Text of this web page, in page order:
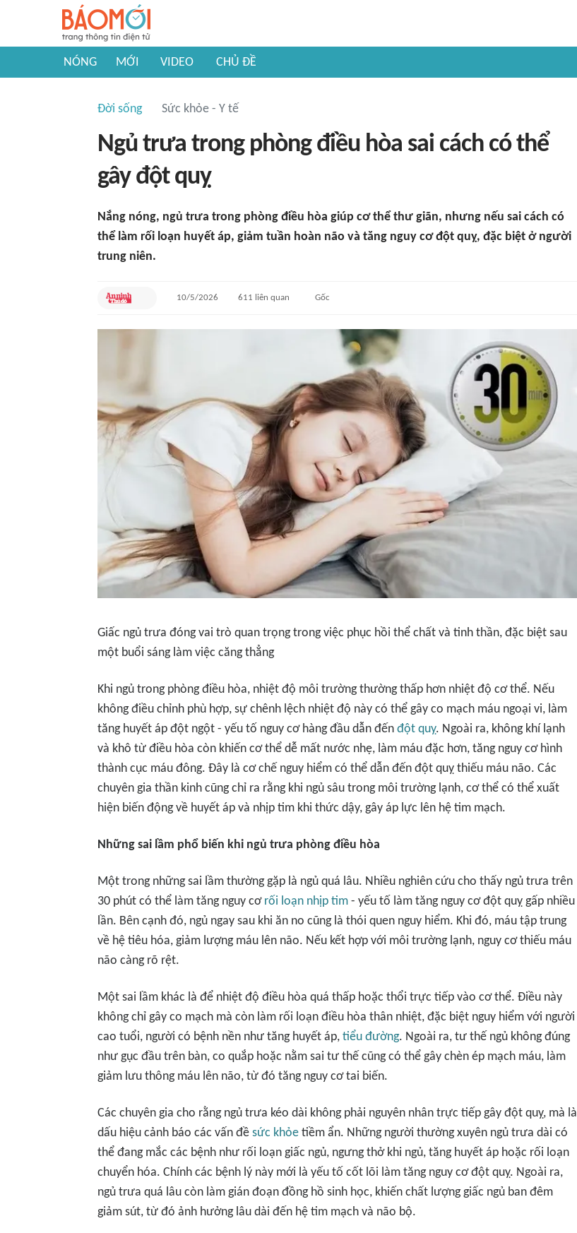
NÓNG MỚI VIDEO CHỦ ĐỀ
Đời sống Sức khỏe - Y tế
Ngủ trưa trong phòng điều hòa sai cách có thể
gây đột quỵ
Nắng nóng, ngủ trưa trong phòng điều hòa giúp cơ thể thư giãn, nhưng nếu sai cách có
thể làm rối loạn huyết áp, giảm tuần hoàn não và tăng nguy cơ đột quỵ, đặc biệt ở người
trung niên.
10/5/2026 611 liên quan Gốc
Giấc ngủ trưa đóng vai trò quan trọng trong việc phục hồi thể chất và tinh thần, đặc biệt sau
một buổi sáng làm việc căng thẳng
Khi ngủ trong phòng điều hòa, nhiệt độ môi trường thường thấp hơn nhiệt độ cơ thể. Nếu
không điều chỉnh phù hợp, sự chênh lệch nhiệt độ này có thể gây co mạch máu ngoại vi, làm
tăng huyết áp đột ngột - yếu tố nguy cơ hàng đầu dẫn đến đột quỵ. Ngoài ra, không khí lạnh
và khô từ điều hòa còn khiến cơ thể dễ mất nước nhẹ, làm máu đặc hơn, tăng nguy cơ hình
thành cục máu đông. Đây là cơ chế nguy hiểm có thể dẫn đến đột quỵ thiếu máu não. Các
chuyên gia thần kinh cũng chỉ ra rằng khi ngủ sâu trong môi trường lạnh, cơ thể có thể xuất
hiện biến động về huyết áp và nhịp tim khi thức dậy, gây áp lực lên hệ tim mạch.
Những sai lầm phổ biến khi ngủ trưa phòng điều hòa
Một trong những sai lầm thường gặp là ngủ quá lâu. Nhiều nghiên cứu cho thấy ngủ trưa trên
30 phút có thể làm tăng nguy cơ rối loạn nhịp tim - yếu tố làm tăng nguy cơ đột quỵ gấp nhiều
lần. Bên cạnh đó, ngủ ngay sau khi ăn no cũng là thói quen nguy hiểm. Khi đó, máu tập trung
về hệ tiêu hóa, giảm lượng máu lên não. Nếu kết hợp với môi trường lạnh, nguy cơ thiếu máu
não càng rõ rệt.
Một sai lầm khác là để nhiệt độ điều hòa quá thấp hoặc thổi trực tiếp vào cơ thể. Điều này
không chỉ gây co mạch mà còn làm rối loạn điều hòa thân nhiệt, đặc biệt nguy hiểm với người
cao tuổi, người có bệnh nền như tăng huyết áp, tiểu đường. Ngoài ra, tư thế ngủ không đúng
như gục đầu trên bàn, co quắp hoặc nằm sai tư thế cũng có thể gây chèn ép mạch máu, làm
giảm lưu thông máu lên não, từ đó tăng nguy cơ tai biến.
Các chuyên gia cho rằng ngủ trưa kéo dài không phải nguyên nhân trực tiếp gây đột quỵ, mà là
dấu hiệu cảnh báo các vấn đề sức khỏe tiềm ẩn. Những người thường xuyên ngủ trưa dài có
thể đang mắc các bệnh như rối loạn giấc ngủ, ngưng thở khi ngủ, tăng huyết áp hoặc rối loạn
chuyển hóa. Chính các bệnh lý này mới là yếu tố cốt lõi làm tăng nguy cơ đột quỵ. Ngoài ra,
ngủ trưa quá lâu còn làm gián đoạn đồng hồ sinh học, khiến chất lượng giấc ngủ ban đêm
giảm sút, từ đó ảnh hưởng lâu dài đến hệ tim mạch và não bộ.